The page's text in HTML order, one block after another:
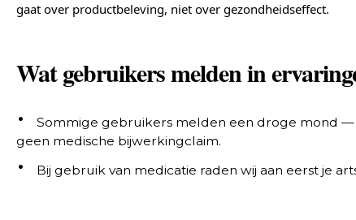
gaat over productbeleving, niet over gezondheidseffect.
Wat gebruikers melden in
Sommige gebruikers melden een droge mond
geen medische bijwerkingclaim.
Bij gebruik van medicatie raden wij aan eerst je